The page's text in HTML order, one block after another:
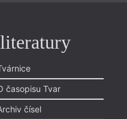
časopisu Tvar
čísel